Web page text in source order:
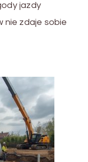
jazdy
nie zdaje sobie